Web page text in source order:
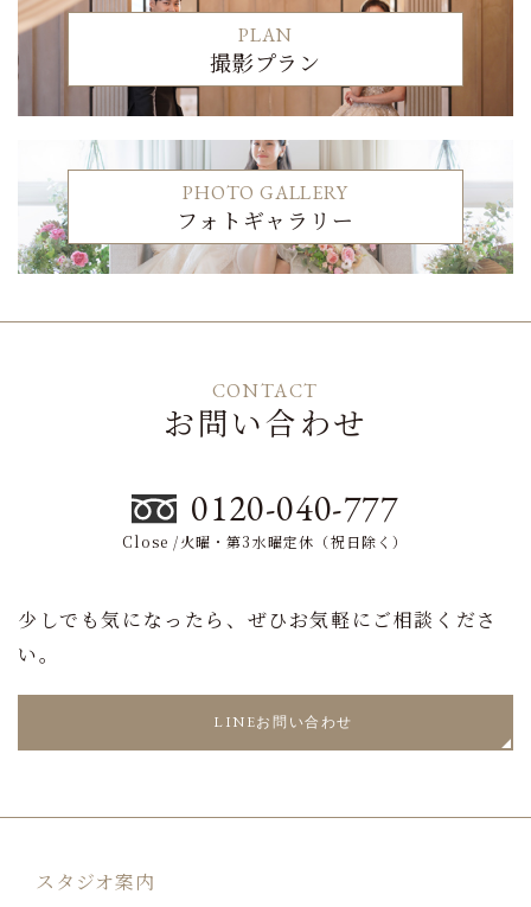
PLAN
撮影プラン
PHOTO GALLERY
フォトギャラリー
CONTACT
お問い合わせ
0120-040-777
Close /火曜・第3水曜定休（祝日除く）
少しでも気になったら、ぜひお気軽にご相談くださ
い。
LINEお問い合わせ
スタジオ案内